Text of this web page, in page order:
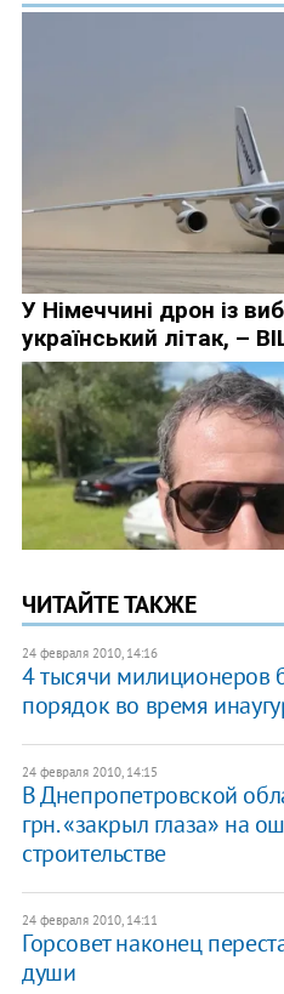
ЧИТАЙТЕ ТАКЖЕ
24 февраля 2010, 14:16
4 тысячи милиционеров
порядок во время
24 февраля 2010, 14:15
В Днепропетровской
грн. «закрыл глаза» на
строительстве
24 февраля 2010, 14:11
Горсовет наконец
души